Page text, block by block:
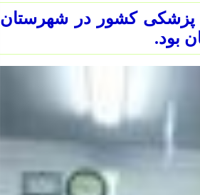
پزشکی کشور در شهرستان
بود.